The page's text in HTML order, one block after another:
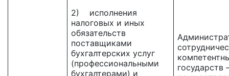
2) исполнения
налоговых и иных
обязательств
поставщиками
бухгалтерских услуг
(профессиональными
бухгалтерами) и
государств